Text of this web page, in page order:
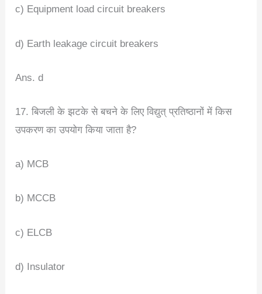
c) Equipment load circuit breakers
d) Earth leakage circuit breakers
Ans. d
17. बिजली के झटके से बचने के लिए विद्युत् प्रतिष्ठानों में किस
उपकरण का उपयोग किया जाता है?
a) MCB
b) MCCB
c) ELCB
d) Insulator